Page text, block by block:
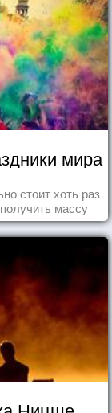
мира
стоит хоть раз
массу